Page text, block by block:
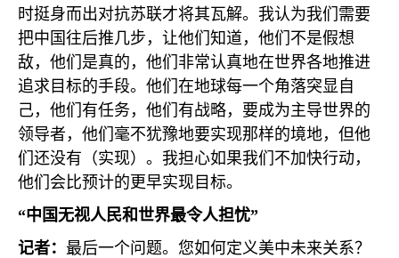
时挺身而出对抗苏联才将其瓦解。我认为我们需要
把中国往后推几步，让他们知道，他们不是假想
敌，他们是真的，他们非常认真地在世界各地推进
追求目标的手段。他们在地球每一个角落突显自
己，他们有任务，他们有战略，要成为主导世界的
领导者，他们毫不犹豫地要实现那样的境地，但他
们还没有（实现）。我担心如果我们不加快行动，
他们会比预计的更早实现目标。
“中国无视人民和世界最令人担忧”
记者： 最后一个问题。您如何定义美中未来关系？